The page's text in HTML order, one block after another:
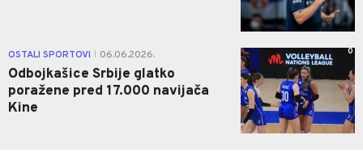
OSTALI SPORTOVI 06.06.2026.
Odbojkašice Srbije glatko
poražene pred 17.000 navijača
Kine
0